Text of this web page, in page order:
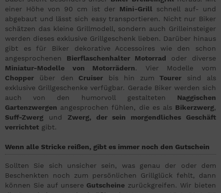
einer Höhe von 90 cm ist der Mini-Grill schnell auf- und
abgebaut und lässt sich easy transportieren. Nicht nur Biker
schätzen das kleine Grillmodell, sondern auch Grilleinsteiger
werden dieses exklusive Grillgeschenk lieben. Darüber hinaus
gibt es für Biker dekorative Accessoires wie den schon
angesprochenen Bierflaschenhalter Motorrad oder diverse
Miniatur-Modelle von Motorrädern. Vier Modelle vom
Chopper über den Cruiser bis hin zumTourer sind als
exklusive Grillgeschenke verfügbar. Gerade Biker werden sich
auch von den humorvoll gestalteten Naggischen
Gartenzwergen angesprochen fühlen, die es als Bikerzwerg,
Suff-Zwerg und Zwerg, der sein morgendliches Geschäft
verrichtet gibt.
Wenn alle Stricke reißen, gibt es immer noch den Gutschein
Sollten Sie sich unsicher sein, was genau der oder dem
Beschenkten noch zum persönlichen Grillglück fehlt, dann
können Sie auf unsere Gutscheine zurückgreifen. Wir bieten